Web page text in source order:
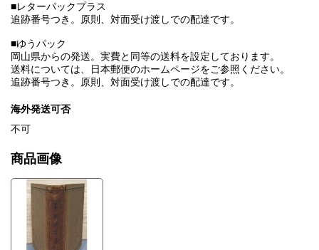
■レターパックプラス
追跡番号つき。原則、対面受け渡しでの配達です。
■ゆうパック
岡山県からの発送。実費と同等の送料を設定しております。
送料については、日本郵便のホームページをご参照ください。
追跡番号つき。原則、対面受け渡しでの配達です。
海外発送可否
不可
商品画像